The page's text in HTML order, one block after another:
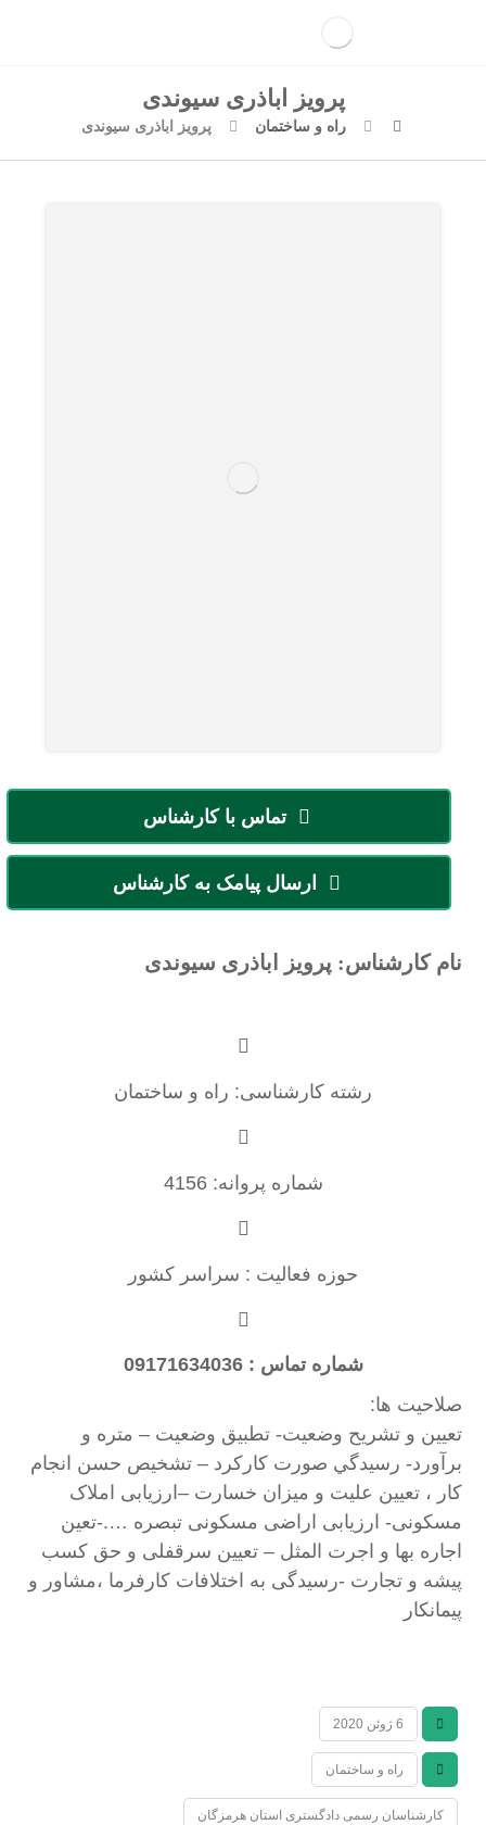
پرویز اباذری سیوندی
راه و ساختمان پرویز اباذری سیوندی
تماس با کارشناس
ارسال پیامک به کارشناس
نام کارشناس: پرویز اباذری سیوندی
رشته کارشناسی: راه و ساختمان
شماره پروانه: 4156
حوزه فعالیت : سراسر کشور
شماره تماس : 09171634036
صلاحیت ها:
تعيين و تشريح وضعيت- تطبيق وضعيت – متره و
برآورد- رسيدگي صورت كاركرد – تشخيص حسن انجام
كار ، تعيين عليت و ميزان خسارت –ارزیابی املاک
مسکونی- ارزیابی اراضی مسکونی تبصره ….-تعین
اجاره بها و اجرت المثل – تعیین سرقفلی و حق کسب
پیشه و تجارت -رسیدگی به اختلافات کارفرما ،مشاور و
پیمانکار
6 ژوئن 2020
راه و ساختمان
کارشناسان رسمی دادگستری استان هرمزگان